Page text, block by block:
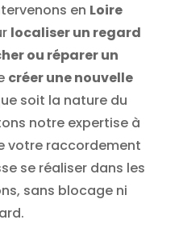
en Loire
localiser un regard
ou réparer un
créer une nouvelle
soit la nature du
notre expertise à
votre raccordement
se réaliser dans les
sans blocage ni